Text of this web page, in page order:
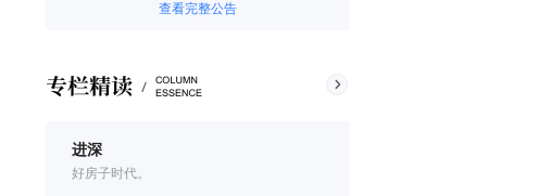
查看完整公告
进深
好房子时代。